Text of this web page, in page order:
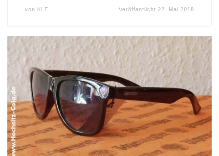
von KLE Veröffentlicht 22. Mai 2018